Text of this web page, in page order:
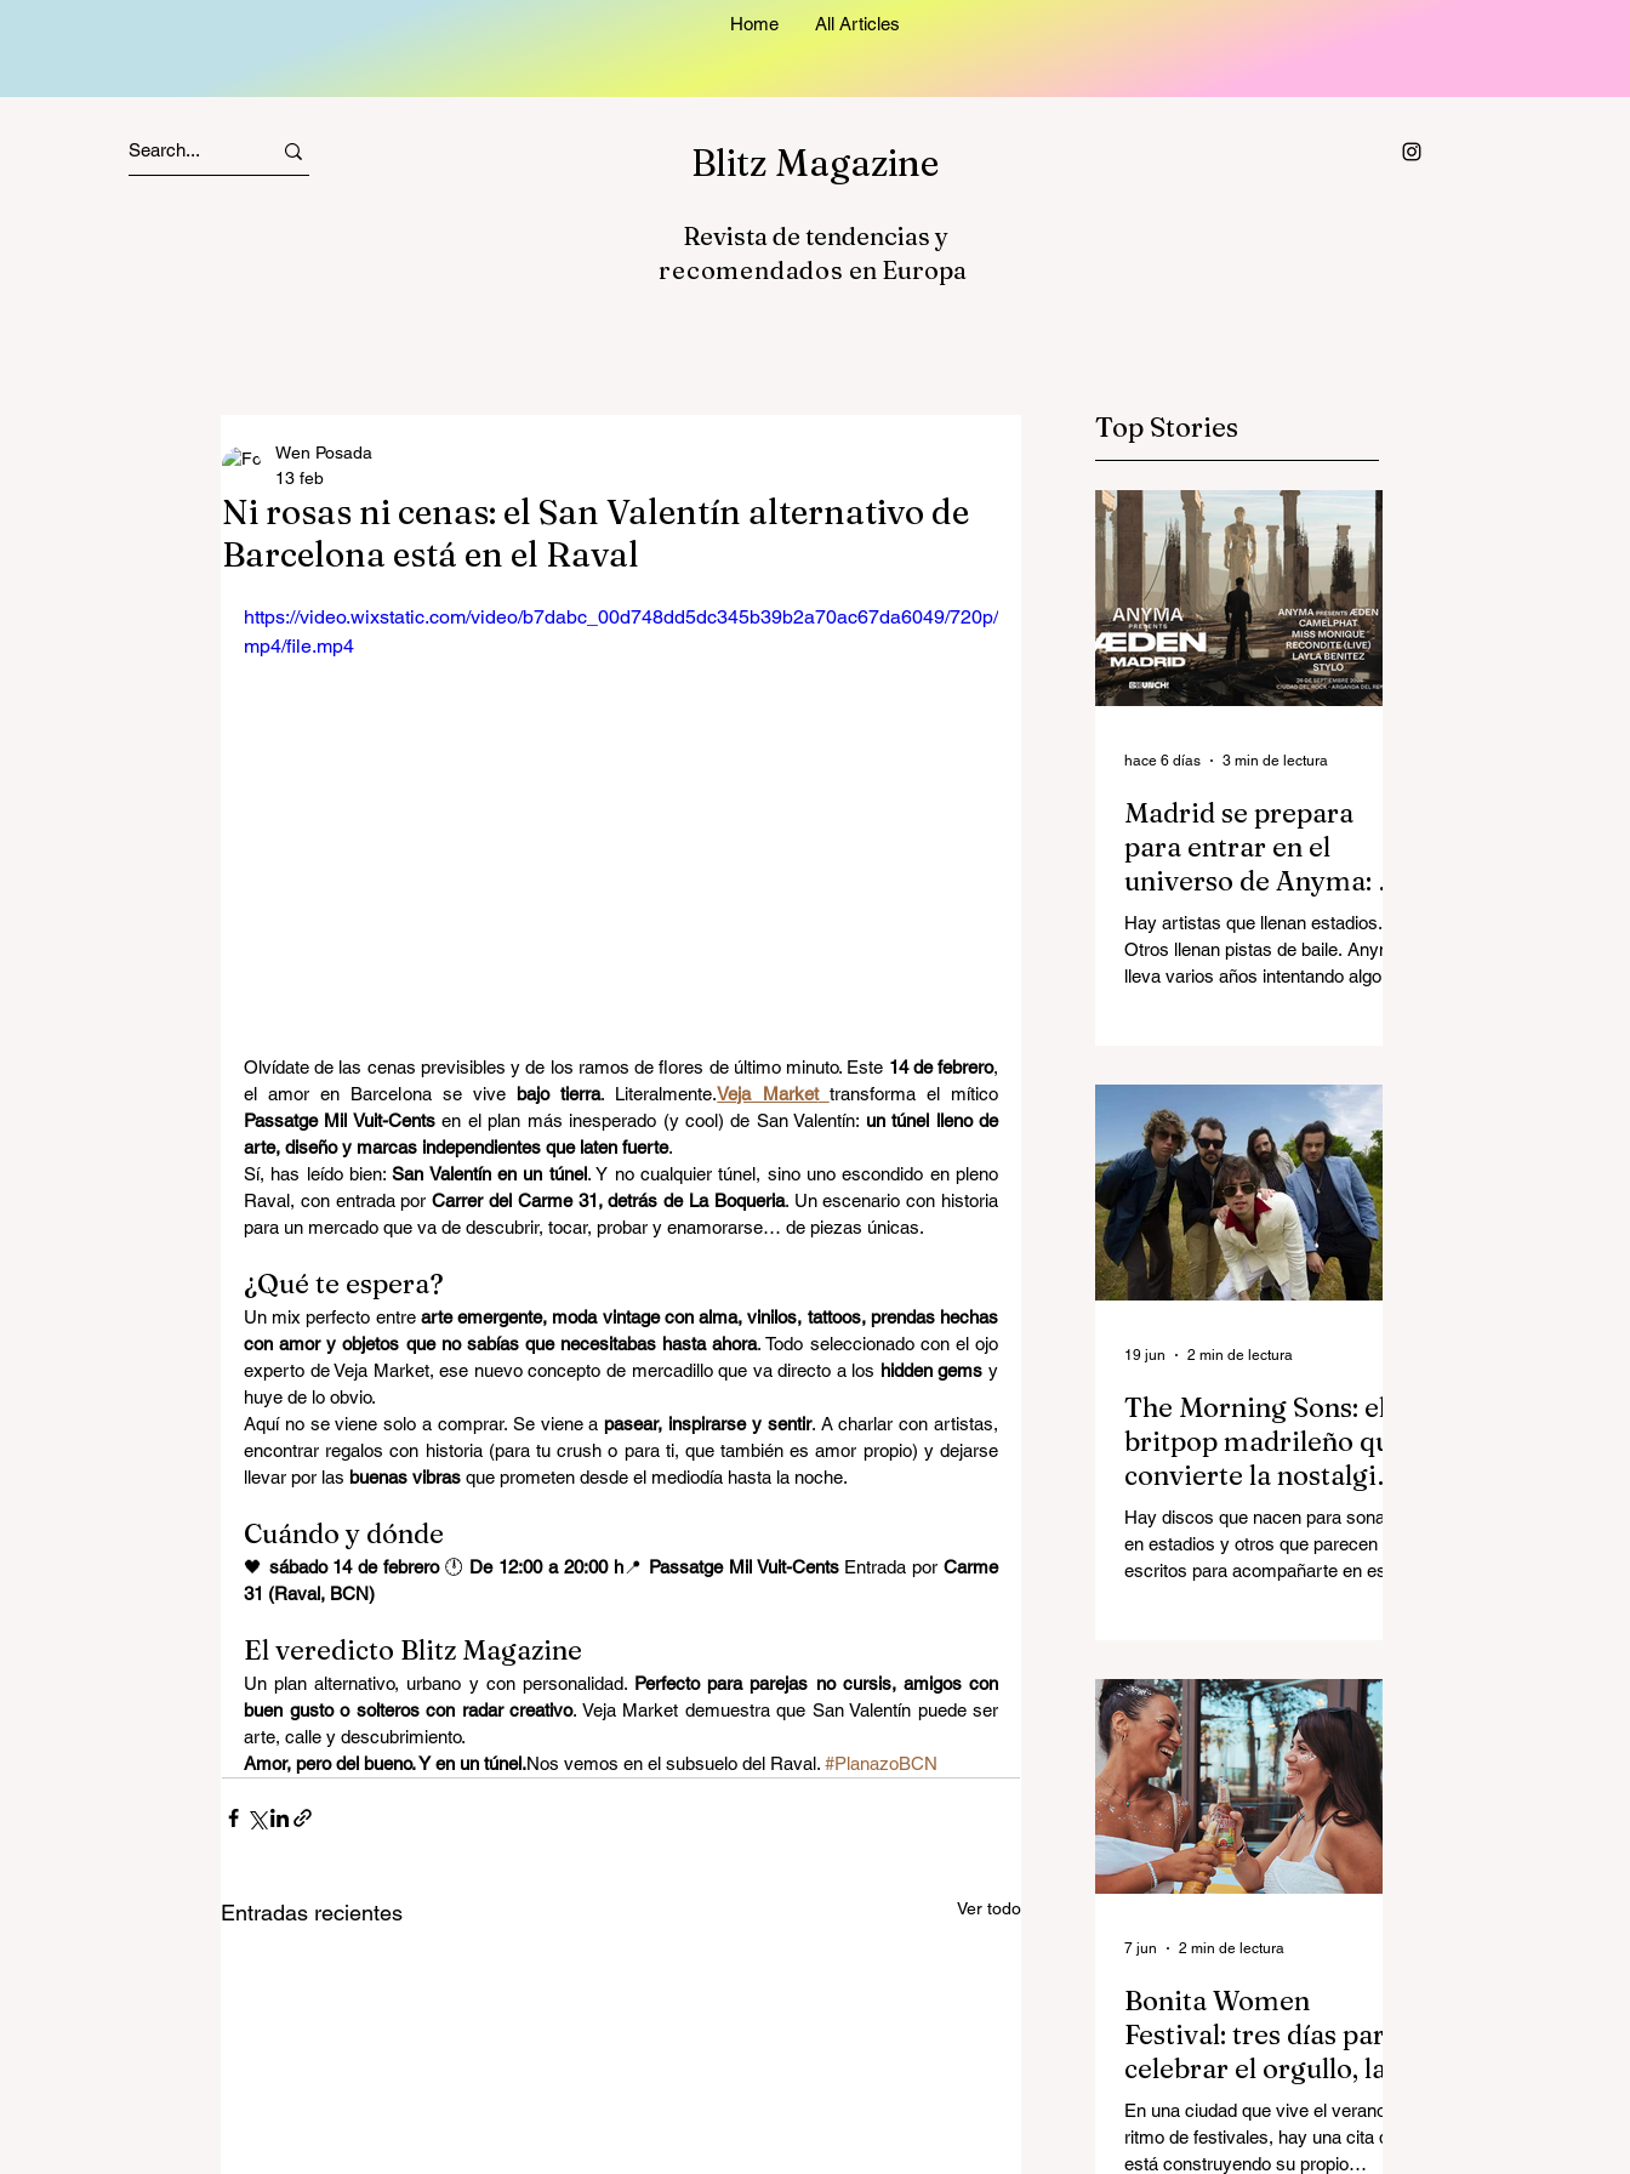
Home All Articles
Blitz Magazine
Revista de tendencias y
recomendados en Europa
Ni rosas ni cenas: el San Valentín alternativo de
Barcelona está en el Raval
Wen Posada
13 feb
https://video.wixstatic.com/video/b7dabc_00d748dd5dc345b39b2a70ac67da6049/720p/
mp4/file.mp4
Olvídate de las cenas previsibles y de los ramos de flores de último minuto. Este 14 de febrero,
el amor en Barcelona se vive bajo tierra. Literalmente.Veja Market
Passatge Mil Vuit-Cents en el plan más inesperado (y cool) de San Valentín: un túnel lleno de
arte, diseño y marcas independientes que laten fuerte.
Sí, has leído bien: San Valentín en un túnel. Y no cualquier túnel, sino uno escondido en pleno
Raval, con entrada por Carrer del Carme 31, detrás de La Boqueria. Un escenario con historia
para un mercado que va de descubrir, tocar, probar y enamorarse… de piezas únicas.
¿Qué te espera?
Un mix perfecto entre arte emergente, moda vintage con alma, vinilos, tattoos, prendas hechas
con amor y objetos que no sabías que necesitabas hasta ahora. Todo seleccionado con el ojo
experto de Veja Market, ese nuevo concepto de mercadillo que va directo a los hidden gems y
huye de lo obvio.
Aquí no se viene solo a comprar. Se viene a pasear, inspirarse y sentir. A charlar con artistas,
encontrar regalos con historia (para tu crush o para ti, que también es amor propio) y dejarse
llevar por las buenas vibras que prometen desde el mediodía hasta la noche.
Cuándo y dónde
🖤 sábado 14 de febrero 🕛 De 12:00 a 20:00 h📍 Passatge Mil Vuit-Cents Entrada por Carme
31 (Raval, BCN)
El veredicto Blitz Magazine
Un plan alternativo, urbano y con personalidad. Perfecto para parejas no cursis, amigos con
buen gusto o solteros con radar creativo. Veja Market demuestra que San Valentín puede ser
arte, calle y descubrimiento.
Amor, pero del bueno. Y en un túnel.Nos vemos en el subsuelo del Raval. #PlanazoBCN
Entradas recientes Ver todo
Top Stories
Madrid se prepara
para entrar en el
universo de Anyma: así
será ÆDEN, la
experiencia inmersiva
del año
Hay artistas que llenan estadios.
Otros llenan pistas de baile. Anyma
lleva varios años intentando algo
escenario de ÆDEN, la nueva
superproducción audiovisual del
creador italiano-estadounidense
Matteo Milleri, que aterriza en
Ciudad del Rock (Arganda del Rey)
con una única fecha en la capital
bajo el sello de Brunch Electronik.
hace 6 días 3 min de lectura
The Morning Sons: el
britpop madrileño que
convierte la nostalgia
en algo luminoso
Hay discos que nacen para sonar
en estadios y otros que parecen
escritos para acompañarte en esos
Morning Sons, pertenece a una rara
categoría capaz de hacer ambas
cosas al mismo tiempo.
19 jun 2 min de lectura
Bonita Women
Festival: tres días para
celebrar el orgullo, la
música y la comunidad
En una ciudad que vive el verano a
ritmo de festivales, hay una cita que
está construyendo su propio
7 jun 2 min de lectura